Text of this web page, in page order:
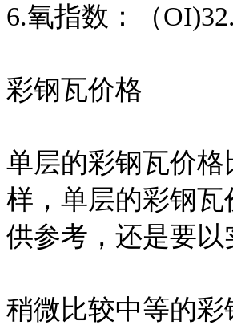
6.氧指数：（
彩钢瓦价格
单层的彩钢瓦价
样，单层的彩钢
供参考，还是要
稍微比较中等的